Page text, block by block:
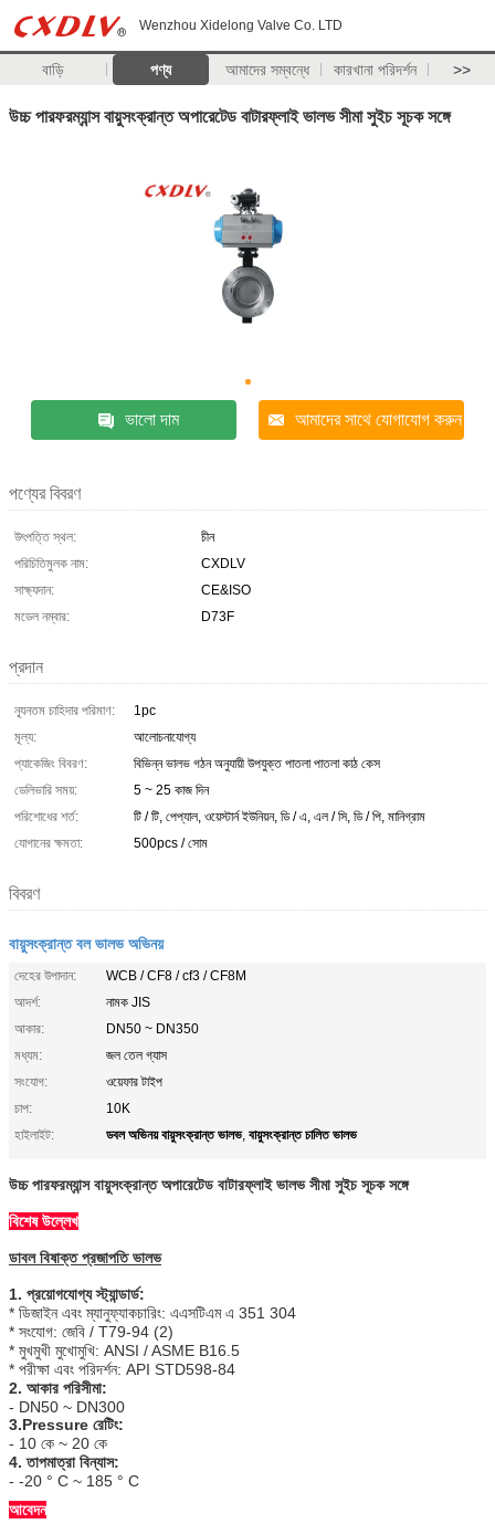
Wenzhou Xidelong Valve Co. LTD
বাড়ি পণ্য আমাদের সম্বন্ধে কারখানা পরিদর্শন >>
উচ্চ পারফরম্যান্স বায়ুসংক্রান্ত অপারেটেড বাটারফ্লাই ভালভ সীমা সুইচ সূচক সঙ্গে
ভালো দাম আমাদের সাথে যোগাযোগ করুন
পণ্যের বিবরণ
উৎপত্তি স্থল:
চীন
পরিচিতিমুলক নাম:
CXDLV
সাক্ষ্যদান:
CE&ISO
মডেল নম্বার:
D73F
প্রদান
ন্যূনতম চাহিদার পরিমাণ:
1pc
মূল্য:
আলোচনাযোগ্য
প্যাকেজিং বিবরণ:
বিভিন্ন ভালভ গঠন অনুযায়ী উপযুক্ত পাতলা পাতলা কাঠ কেস
ডেলিভারি সময়:
5 ~ 25 কাজ দিন
পরিশোধের শর্ত:
টি / টি, পেপ্যাল, ওয়েস্টার্ন ইউনিয়ন, ডি / এ, এল / সি, ডি / পি, মানিগ্রাম
যোগানের ক্ষমতা:
500pcs / সোম
বিবরণ
বায়ুসংক্রান্ত বল ভালভ অভিনয়
দেহের উপাদান:
WCB / CF8 / cf3 / CF8M
আদর্শ:
নামক JIS
আকার:
DN50 ~ DN350
মধ্যম:
জল তেল গ্যাস
সংযোগ:
ওয়েফার টাইপ
চাপ:
10K
হাইলাইট:
ডবল অভিনয় বায়ুসংক্রান্ত ভালভ, বায়ুসংক্রান্ত চালিত ভালভ
উচ্চ পারফরম্যান্স বায়ুসংক্রান্ত অপারেটেড বাটারফ্লাই ভালভ সীমা সুইচ সূচক সঙ্গে
বিশেষ উল্লেখ
ডাবল বিষাক্ত প্রজাপতি ভালভ
1. প্রয়োগযোগ্য স্ট্যান্ডার্ড:
* ডিজাইন এবং ম্যানুফ্যাকচারিং: এএসটিএম এ 351 304
* সংযোগ: জেবি / T79-94 (2)
* মুখমুখী মুখোমুখি: ANSI / ASME B16.5
* পরীক্ষা এবং পরিদর্শন: API STD598-84
2. আকার পরিসীমা:
- DN50 ~ DN300
3.Pressure রেটিং:
- 10 কে ~ 20 কে
4. তাপমাত্রা বিন্যাস:
- -20 ° C ~ 185 ° C
আবেদন